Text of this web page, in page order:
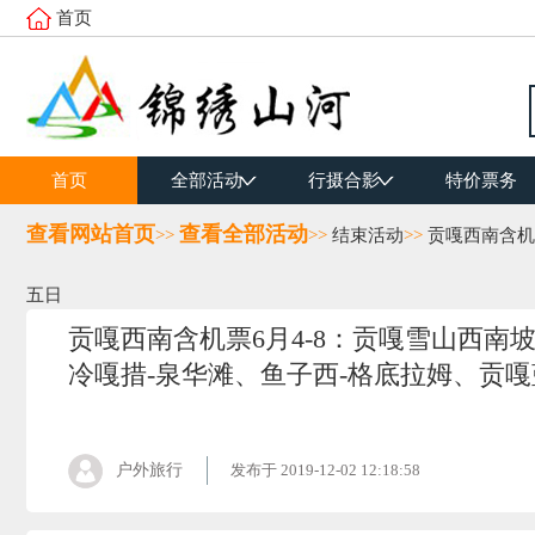
首页
首页 全部活动 行摄合影 特价票务
查看网站首页>> 查看全部活动>> 结束活动>> 贡嘎西南含
五日
贡嘎西南含机票6月4-8：贡嘎雪山西南
冷嘎措-泉华滩、鱼子西-格底拉姆、贡
户外旅行 发布于 2019-12-02 12:18:58